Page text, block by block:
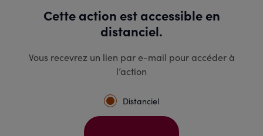
Cette action est accessible en
distanciel.
Vous recevrez un lien par e-mail pour accéder à
l’action
Distanciel